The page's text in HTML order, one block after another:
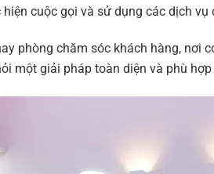
cuộc gọi và sử dụng các dịch vụ
phòng chăm sóc khách hàng,
một giải pháp toàn diện và phù